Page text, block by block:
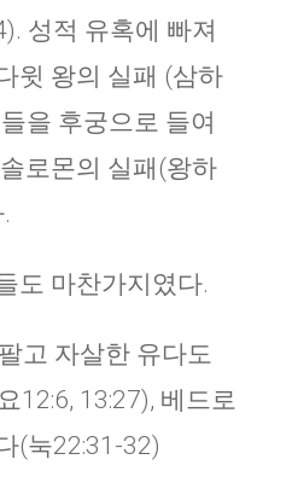
성적 유혹에 빠져
윗 왕의 실패 (삼하
을 후궁으로 들여
로몬의 실패(왕하
도 마찬가지였다.
고 자살한 유다도
12:6, 13:27), 베드로
(눅22:31-32)